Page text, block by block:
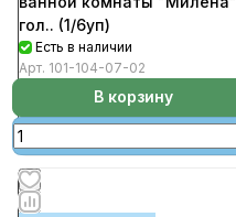
гол.. (1/6уп)
Есть в наличии
Арт. 101-104-07-02
В корзину